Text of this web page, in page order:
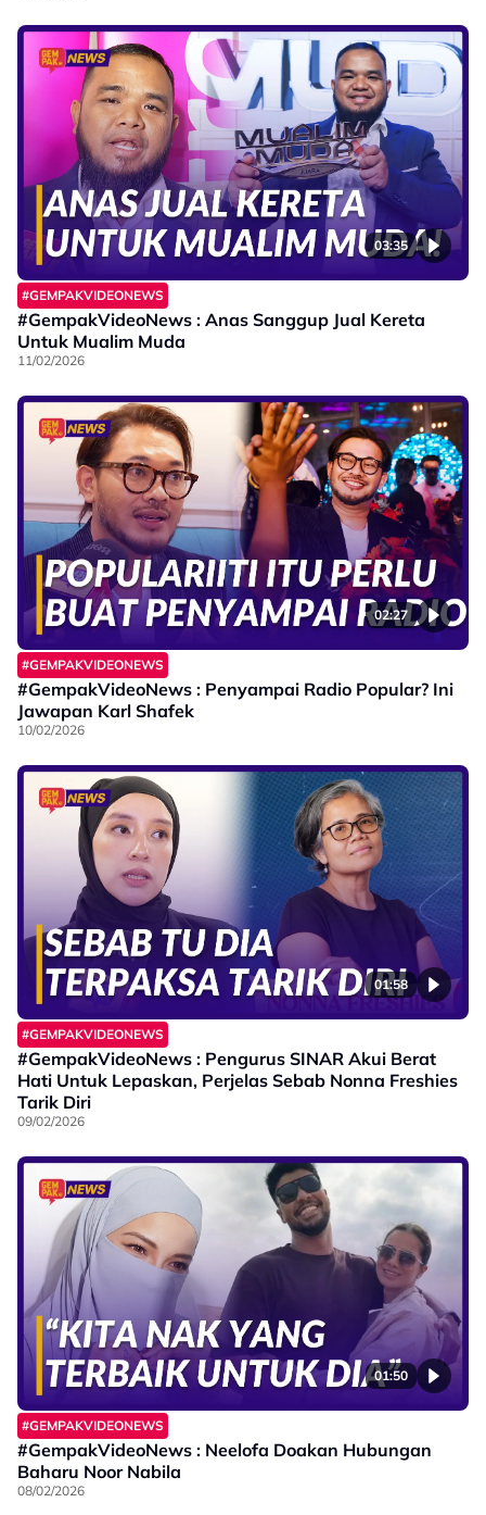
03:35
#GEMPAKVIDEONEWS
#GempakVideoNews : Anas Sanggup Jual Kereta
Untuk Mualim Muda
11/02/2026
02:27
#GEMPAKVIDEONEWS
#GempakVideoNews : Penyampai Radio Popular? Ini
Jawapan Karl Shafek
10/02/2026
01:58
#GEMPAKVIDEONEWS
#GempakVideoNews : Pengurus SINAR Akui Berat
Hati Untuk Lepaskan, Perjelas Sebab Nonna Freshies
Tarik Diri
09/02/2026
01:50
#GEMPAKVIDEONEWS
#GempakVideoNews : Neelofa Doakan Hubungan
Baharu Noor Nabila
08/02/2026